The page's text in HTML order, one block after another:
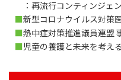
：再流行コンティンジェ
■新型コロナウイルス対策
■熱中症対策推進議員連盟
■児童の養護と未来を考え